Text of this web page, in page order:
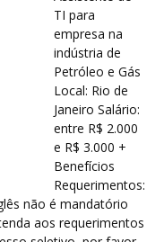
TI para
empresa na
indústria de
Petróleo e Gás
Local: Rio de
Janeiro Salário:
entre R$ 2.000
e R$ 3.000 +
Benefícios
Requerimentos:
não é mandatório
aos requerimentos